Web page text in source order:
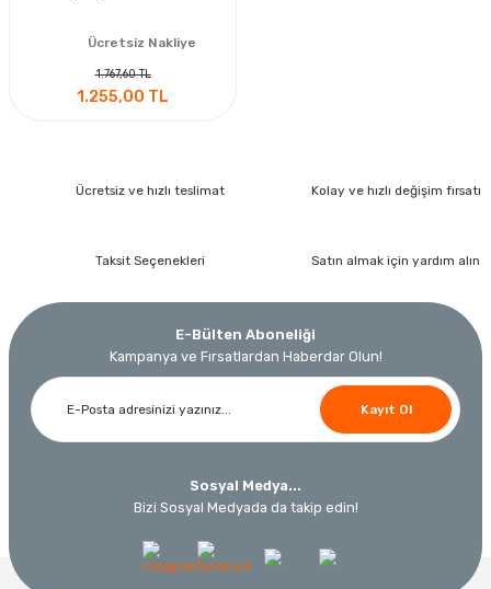
Ücretsiz Nakliye
1.767,60 TL
1.255,00 TL
Ücretsiz ve hızlı teslimat Kolay ve hızlı değişim fırsatı
Taksit Seçenekleri Satın almak için yardım alın
E-Bülten Aboneliği
Kampanya ve Fırsatlardan Haberdar Olun!
Kayıt Ol
Sosyal Medya...
Bizi Sosyal Medyada da takip edin!